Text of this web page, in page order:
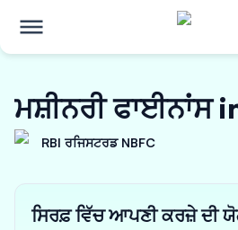
ਮਸ਼ੀਨਰੀ ਫਾਈਨਾਂਸ
RBI ਰਜਿਸਟਰਡ NBFC
ਸਿਰਫ਼ ਵਿੱਚ ਆਪਣੀ ਕਰਜ਼ੇ ਦੀ